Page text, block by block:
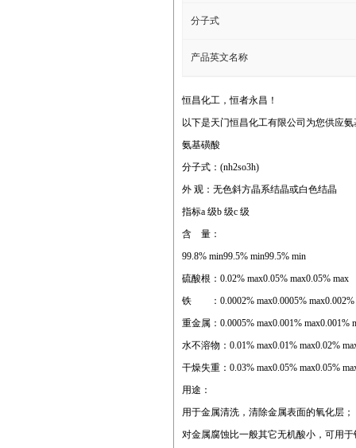
分子式
产品英文名称
恒昌化工，恒者永昌！
以下是天门恒昌化工有限公司为您供应
氨基磺酸
分子式：(nh2so3h)
外 观：无色斜方晶系结晶或白色结晶
指标a 级b 级c 级
含 量：
99.8% min99.5% min99.5% min
硫酸根：0.02% max0.05% max0.05% max
铁 ：0.0002% max0.0005% max0.002%
重金属：0.0005% max0.001% max0.001%
水不溶物：0.01% max0.01% max0.02%
干燥失重：0.03% max0.05% max0.05%
用途：
用于金属清洗，清除金属表面的氧化层；
对金属腐蚀比一般其它无机酸小，可用